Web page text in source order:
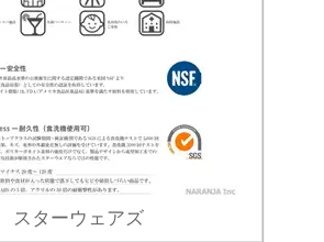
スターウェアズ